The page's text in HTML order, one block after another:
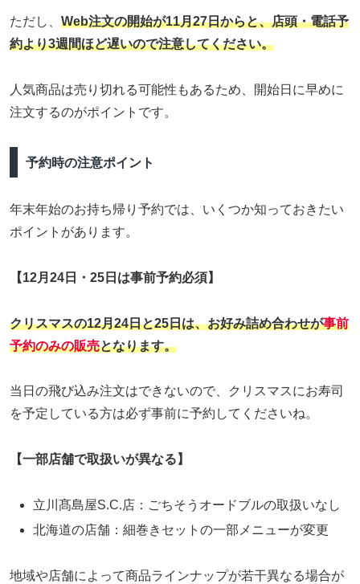
ただし、 Web注文の開始が11月27日からと、店頭・電話予
約より3週間ほど遅いので注意してください。
人気商品は売り切れる可能性もあるため、開始日に早めに
注文するのがポイントです。
予約時の注意ポイント
年末年始のお持ち帰り予約では、いくつか知っておきたい
ポイントがあります。
【12月24日・25日は事前予約必須】
クリスマスの12月24日と25日は、お好み詰め合わせが事前
予約のみの販売となります。
当日の飛び込み注文はできないので、クリスマスにお寿司
を予定している方は必ず事前に予約してくださいね。
【一部店舗で取扱いが異なる】
立川髙島屋S.C.店：ごちそうオードブルの取扱いなし
北海道の店舗：細巻きセットの一部メニューが変更
地域や店舗によって商品ラインナップが若干異なる場合が